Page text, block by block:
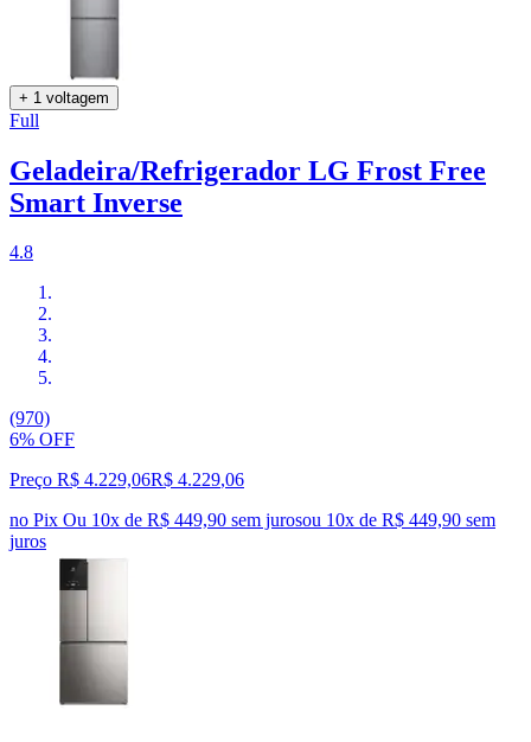
+ 1 voltagem
Full
Geladeira/Refrigerador LG Frost Free
Smart Inverse
4.8
(970)
6% OFF
Preço R$ 4.229,06R$ 4.229,06
no Pix Ou 10x de R$ 449,90 sem jurosou 10x de R$ 449,90 sem
juros